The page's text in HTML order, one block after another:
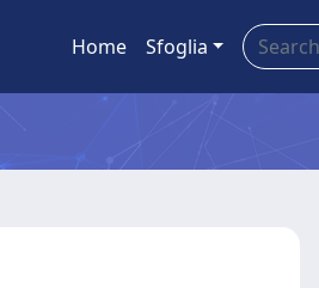
Home Sfoglia